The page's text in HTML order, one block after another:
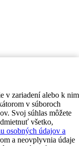
v zariadení alebo k nim
v súboroch
Svoj súhlas môžete
všetko,
osobných údajov a
a neovplyvnia údaje